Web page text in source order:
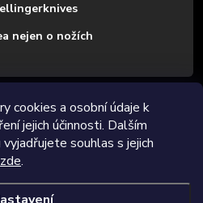
cookies a osobní údaje k
jejich účinnosti. Dalším
souhlas s jejich
zde.
nejen o nožích